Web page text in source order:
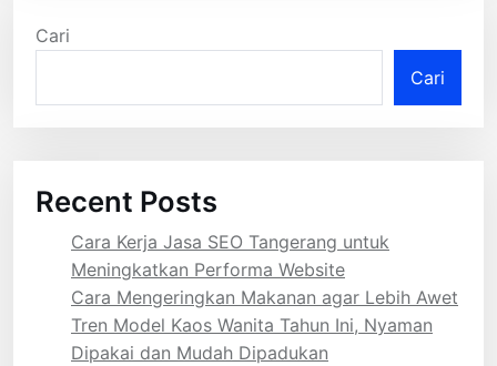
Cari
Cari
Recent Posts
Cara Kerja Jasa SEO Tangerang untuk
Meningkatkan Performa Website
Cara Mengeringkan Makanan agar Lebih Awet
Tren Model Kaos Wanita Tahun Ini, Nyaman
Dipakai dan Mudah Dipadukan